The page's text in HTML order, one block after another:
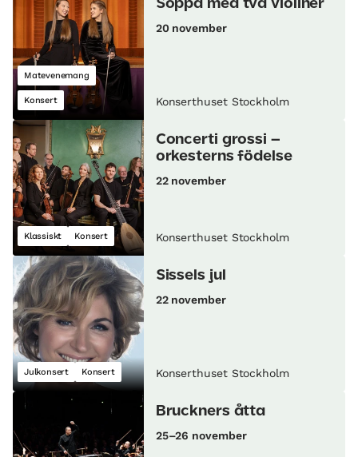
Matevenemang
Konsert
Soppa med två violiner
20 november
Konserthuset Stockholm
Klassiskt Konsert
Concerti grossi –
orkesterns födelse
22 november
Konserthuset Stockholm
Julkonsert Konsert
Sissels jul
22 november
Konserthuset Stockholm
Bruckners åtta
25–26 november